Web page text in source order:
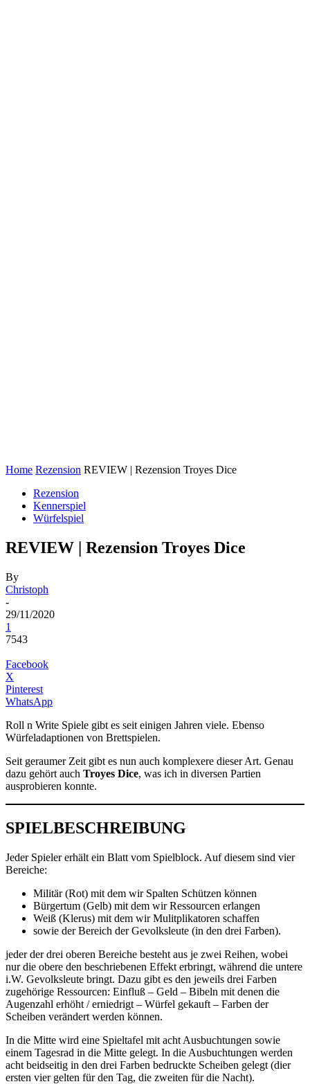
Home Rezension REVIEW | Rezension Troyes Dice
Rezension
Kennerspiel
Würfelspiel
REVIEW | Rezension Troyes Dice
By
Christoph
-
29/11/2020
1
7543
Facebook
X
Pinterest
WhatsApp
Roll n Write Spiele gibt es seit einigen Jahren viele. Ebenso
Würfeladaptionen von Brettspielen.
Seit geraumer Zeit gibt es nun auch komplexere dieser Art. Genau
dazu gehört auch Troyes Dice, was ich in diversen Partien
ausprobieren konnte.
SPIELBESCHREIBUNG
Jeder Spieler erhält ein Blatt vom Spielblock. Auf diesem sind vier
Bereiche:
Militär (Rot) mit dem wir Spalten Schützen können
Bürgertum (Gelb) mit dem wir Ressourcen erlangen
Weiß (Klerus) mit dem wir Mulitplikatoren schaffen
sowie der Bereich der Gevolksleute (in den drei Farben).
jeder der drei oberen Bereiche besteht aus je zwei Reihen, wobei
nur die obere den beschriebenen Effekt erbringt, während die untere
i.W. Gevolksleute bringt. Dazu gibt es den jeweils drei Farben
zugehörige Ressourcen: Einfluß – Geld – Bibeln mit denen die
Augenzahl erhöht / erniedrigt – Würfel gekauft – Farben der
Scheiben verändert werden können.
In die Mitte wird eine Spieltafel mit acht Ausbuchtungen sowie
einem Tagesrad in die Mitte gelegt. In die Ausbuchtungen werden
acht beidseitig in den drei Farben bedruckte Scheiben gelegt (dier
ersten vier gelten für den Tag, die zweiten für die Nacht).